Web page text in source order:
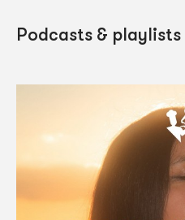
Podcasts & playlists